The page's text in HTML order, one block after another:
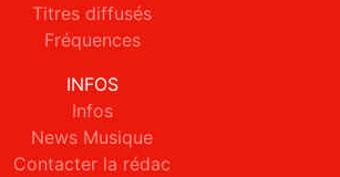
Titres diffusés
Fréquences
INFOS
Infos
News Musique
Contacter la rédac